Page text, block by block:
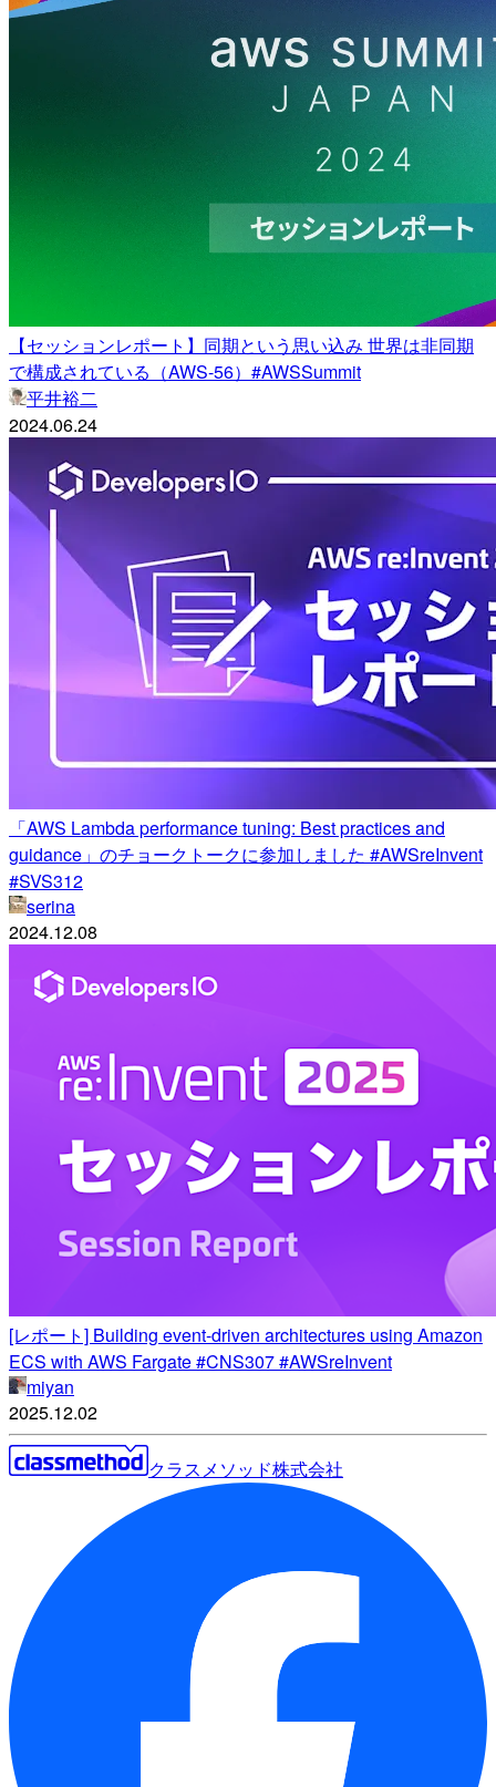
【セッションレポート】同期という思い込み 世界は非同期
で構成されている（AWS-56）#AWSSummit
平井裕二
2024.06.24
「AWS Lambda performance tuning: Best practices and
guidance」のチョークトークに参加しました #AWSreInvent
#SVS312
serina
2024.12.08
[レポート] Building event-driven architectures using Amazon
ECS with AWS Fargate #CNS307 #AWSreInvent
miyan
2025.12.02
クラスメソッド株式会社